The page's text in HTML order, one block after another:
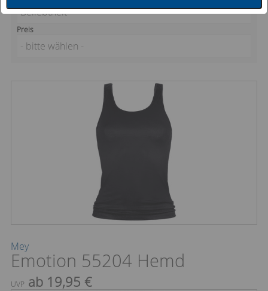
Beliebtheit
Preis
- bitte wählen -
Mey
Emotion 55204 Hemd
UVP ab 19,95 €